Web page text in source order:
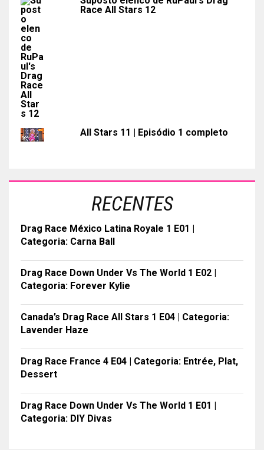
Race All Stars 12
All Stars 11 | Episódio 1 completo
RECENTES
Drag Race México Latina Royale 1 E01 |
Categoria: Carna Ball
Drag Race Down Under Vs The World 1 E02 |
Categoria: Forever Kylie
Canada’s Drag Race All Stars 1 E04 | Categoria:
Lavender Haze
Drag Race France 4 E04 | Categoria: Entrée, Plat,
Dessert
Drag Race Down Under Vs The World 1 E01 |
Categoria: DIY Divas